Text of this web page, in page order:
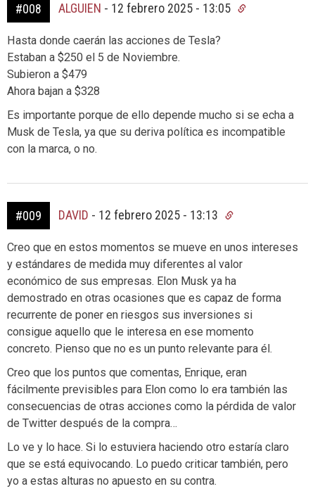
#008 ALGUIEN - 12 febrero 2025 - 13:05
Hasta donde caerán las acciones de Tesla?
Estaban a $250 el 5 de Noviembre.
Subieron a $479
Ahora bajan a $328
Es importante porque de ello depende mucho si se echa a
Musk de Tesla, ya que su deriva política es incompatible
con la marca, o no.
#009 DAVID - 12 febrero 2025 - 13:13
Creo que en estos momentos se mueve en unos intereses
y estándares de medida muy diferentes al valor
económico de sus empresas. Elon Musk ya ha
demostrado en otras ocasiones que es capaz de forma
recurrente de poner en riesgos sus inversiones si
consigue aquello que le interesa en ese momento
concreto. Pienso que no es un punto relevante para él.
Creo que los puntos que comentas, Enrique, eran
fácilmente previsibles para Elon como lo era también las
consecuencias de otras acciones como la pérdida de valor
de Twitter después de la compra…
Lo ve y lo hace. Si lo estuviera haciendo otro estaría claro
que se está equivocando. Lo puedo criticar también, pero
yo a estas alturas no apuesto en su contra.